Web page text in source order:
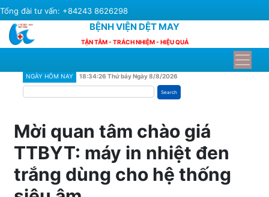
Skip
to
main
content
Tổng đài tư vấn: +84243 8626298
BỆNH VIỆN DỆT MAY
TẬN TÂM - TRÁCH NHIỆM - HIỆU QUẢ
NGÀY HÔM NAY 18:34:26 Thứ bảy Ngày 8/8/2026
Mời quan tâm chào giá
TTBYT: máy in nhiệt đen
trắng dùng cho hệ thống